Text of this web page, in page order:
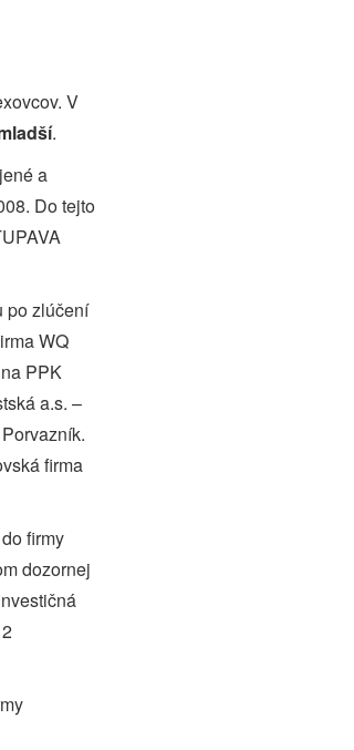
V
.
a
Do tejto
po zlúčení
WQ
PPK
a.s. –
firma
firmy
dozornej